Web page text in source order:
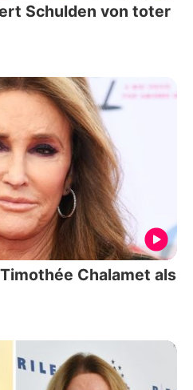
Schulden von toter
Chalamet als